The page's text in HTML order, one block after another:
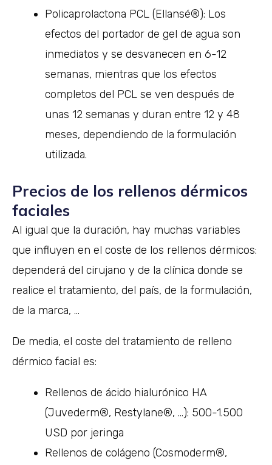
Policaprolactona PCL (Ellansé®): Los
efectos del portador de gel de agua son
inmediatos y se desvanecen en 6-12
semanas, mientras que los efectos
completos del PCL se ven después de
unas 12 semanas y duran entre 12 y 48
meses, dependiendo de la formulación
utilizada.
Precios de los rellenos dérmicos
faciales
Al igual que la duración, hay muchas variables
que influyen en el coste de los rellenos dérmicos:
dependerá del cirujano y de la clínica donde se
realice el tratamiento, del país, de la formulación,
de la marca, …
De media, el coste del tratamiento de relleno
dérmico facial es:
Rellenos de ácido hialurónico HA
(Juvederm®, Restylane®, …): 500-1.500
USD por jeringa
Rellenos de colágeno (Cosmoderm®,